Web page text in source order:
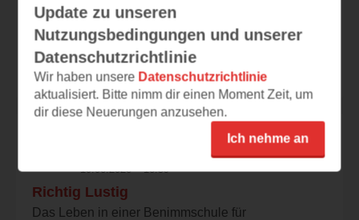
Lustig schräg
Doses Buch würde meinem Sohn (7 Jahre
alt) , der praktisch nur Comics liest, sofort
gefallen....
10.06.2026 – 16:59
Richtig Lustig
Das Leben in einer Benimmschule für
Update zu unseren
Nutzungsbedingungen und unserer
Datenschutzrichtlinie
Wir haben unsere Datenschutzrichtlinie
aktualisiert. Bitte nimm dir einen Moment Zeit, um
dir diese Neuerungen anzusehen.
Ich nehme an